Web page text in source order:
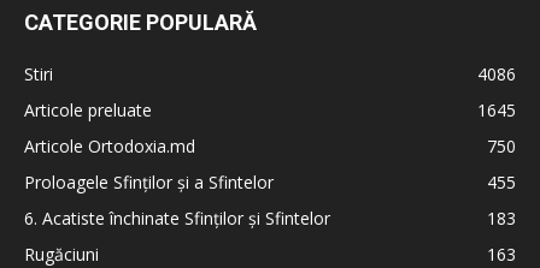
CATEGORIE POPULARĂ
Stiri
4086
Articole preluate
1645
Articole Ortodoxia.md
750
Proloagele Sfinților și a Sfintelor
455
6. Acatiste închinate Sfinților și Sfintelor
183
Rugăciuni
163